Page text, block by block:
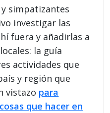
simpatizantes
investigar las
fuera y añadirlas a
la guía
actividades que
y región que
vistazo para
que hacer en